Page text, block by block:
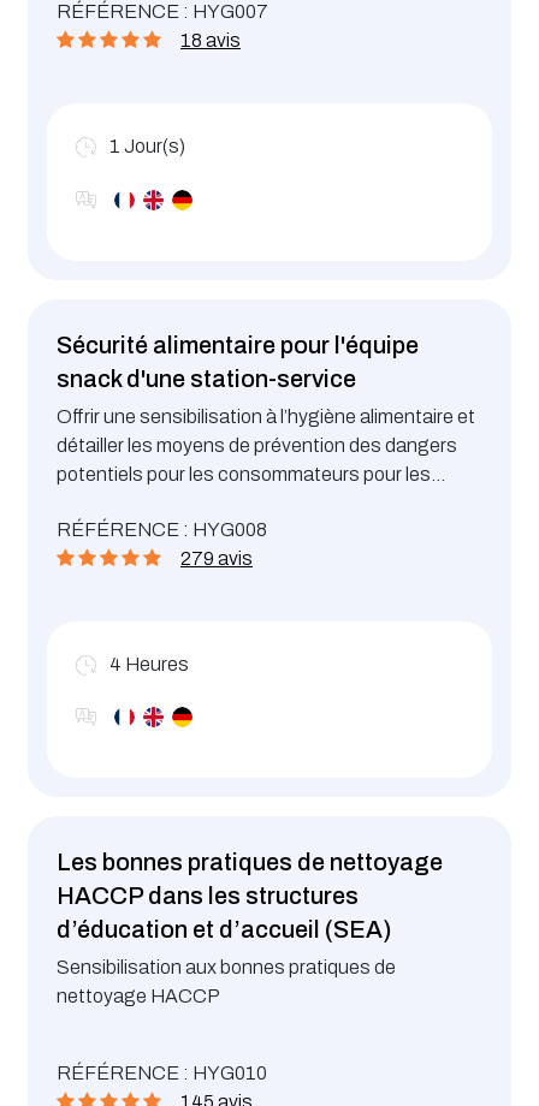
RÉFÉRENCE : HYG007
18 avis
1 Jour(s)
Sécurité alimentaire pour l'équipe
snack d'une station-service
Offrir une sensibilisation à l’hygiène alimentaire et
détailler les moyens de prévention des dangers
potentiels pour les consommateurs pour les
RÉFÉRENCE : HYG008
279 avis
4 Heures
Les bonnes pratiques de nettoyage
HACCP dans les structures
d’éducation et d’accueil (SEA)
Sensibilisation aux bonnes pratiques de
nettoyage HACCP
RÉFÉRENCE : HYG010